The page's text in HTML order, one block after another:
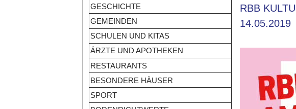
GESCHICHTE
GEMEINDEN
SCHULEN UND KITAS
ÄRZTE UND APOTHEKEN
RESTAURANTS
BESONDERE HÄUSER
SPORT
RBB
14.05.2019